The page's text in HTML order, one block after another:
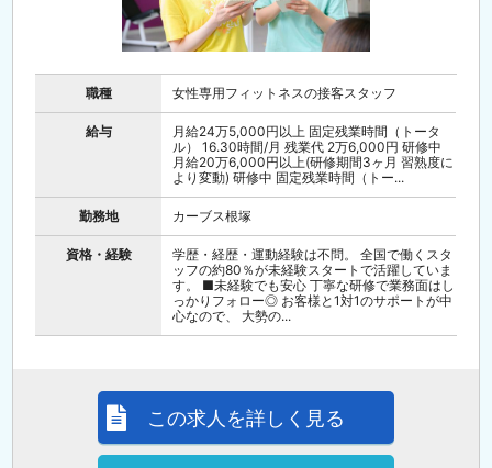
職種 女性専用フィットネスの接客スタッフ
給与
月給24万5,000円以上 固定残業時間（トータ
ル） 16.30時間/月 残業代 2万6,000円 研修中
月給20万6,000円以上(研修期間3ヶ月 習熟度に
より変動) 研修中 固定残業時間（トー...
勤務地 カーブス根塚
資格・経験
学歴・経歴・運動経験は不問。 全国で働くスタ
ッフの約80％が未経験スタートで活躍していま
す。 ■未経験でも安心 丁寧な研修で業務面はし
っかりフォロー◎ お客様と1対1のサポートが中
心なので、 大勢の...
この求人を詳しく見る